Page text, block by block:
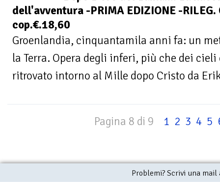
dell'avventura -PRIMA EDIZIONE -RILEG.
cop.€.18,60
Groenlandia, cinquantamila anni fa: un
la Terra. Opera degli inferi, più che dei
ritrovato intorno al Mille dopo Cristo da
Pagina 8 di 9 1 2 3 4 5
Problemi? Scrivi una